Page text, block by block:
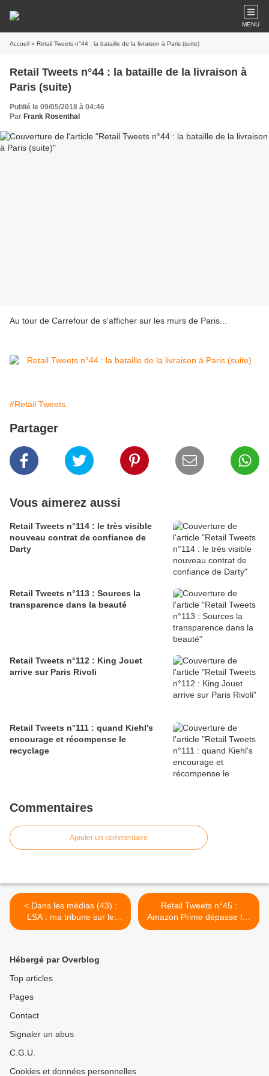
MENU
Accueil » Retail Tweets n°44 : la bataille de la livraison à Paris (suite)
Retail Tweets n°44 : la bataille de la livraison à
Paris (suite)
Publié le 09/05/2018 à 04:46
Par Frank Rosenthal
Au tour de Carrefour de s'afficher sur les murs de Paris...
#Retail Tweets
Partager
Vous aimerez aussi
Retail Tweets n°114 : le très visible
nouveau contrat de confiance de
Darty
Retail Tweets n°113 : Sources la
transparence dans la beauté
Retail Tweets n°112 : King Jouet
arrive sur Paris Rivoli
Retail Tweets n°111 : quand Kiehl's
encourage et récompense le
recyclage
Commentaires
Ajouter un commentaire
< Dans les médias (43) :
LSA : ma tribune sur le
salon Shoptalk 2018
Retail Tweets n°45 :
Amazon Prime dépasse les
100 millions d'abonnés et
Hébergé par Overblog
Top articles
Pages
Contact
Signaler un abus
C.G.U.
Cookies et données personnelles